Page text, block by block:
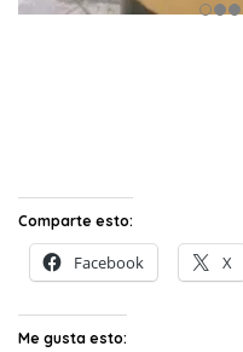
Comparte esto:
Facebook X
Me gusta esto: